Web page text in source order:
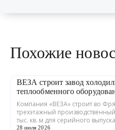
Похожие
ВЕЗА строит завод
теплообменного
Компания «ВЕЗА» строит во
трехэтажный
тыс. кв. м для серийного
28 июля 2026